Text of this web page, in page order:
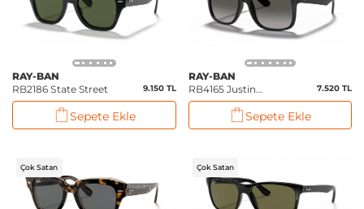
RAY-BAN
RB2186 State Street
9.150 TL
Sepete Ekle
RAY-BAN
RB4165 Justin
Classic
7.520 TL
Sepete Ekle
Çok Satan Çok Satan